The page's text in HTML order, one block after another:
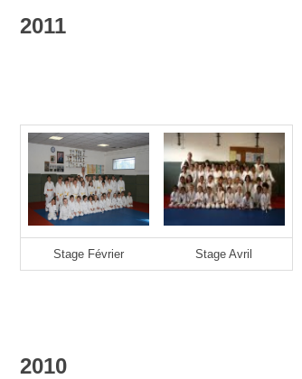
2011
Stage Février Stage Avril
2010